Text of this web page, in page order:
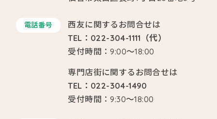
電話番号
西友に関するお問合せは
TEL：022-304-1111（代）
受付時間：9:00～18:00
専門店街に関するお問合せは
TEL：022-304-1490
受付時間：9:30～18:00